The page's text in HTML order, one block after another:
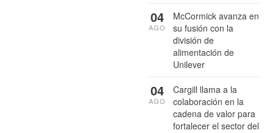
McCormick avanza en
su fusión con la
división de
alimentación de
Unilever
04
AGO
Cargill llama a la
colaboración en la
cadena de valor para
fortalecer el sector del
04
AGO